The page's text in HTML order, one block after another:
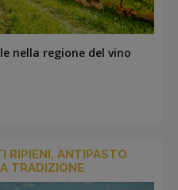
nella regione del vino
RIPIENI, ANTIPASTO
TRADIZIONE